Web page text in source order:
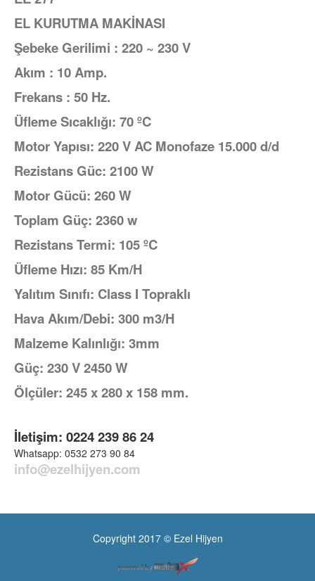
EL KURUTMA MAKİNASI
Şebeke Gerilimi : 220 ~ 230 V
Akım : 10 Amp.
Frekans : 50 Hz.
Üfleme Sıcaklığı: 70 ºC
Motor Yapısı: 220 V AC Monofaze 15.000 d/d
Rezistans Güc: 2100 W
Motor Gücü: 260 W
Toplam Güç: 2360 w
Rezistans Termi: 105 ºC
Üfleme Hızı: 85 Km/H
Yalıtım Sınıfı: Class I Topraklı
Hava Akım/Debi: 300 m3/H
Malzeme Kalınlığı: 3mm
Güç: 230 V 2450 W
Ölçüler: 245 x 280 x 158 mm.
İletişim: 0224 239 86 24
Whatsapp: 0532 273 90 84
info@ezelhijyen.com
Copyright 2017 © Ezel Hijyen